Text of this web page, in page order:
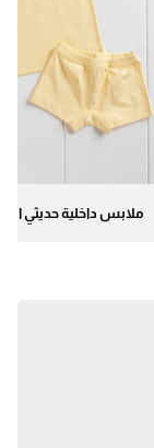
ملابس داخلية حديثي